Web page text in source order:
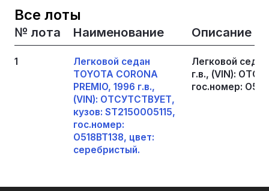
Все лоты
№ лота Наименование Описание
1
Легковой седан
TOYOTA CORONA
PREMIO, 1996 г.в.,
(VIN): ОТСУТСТВУЕТ,
кузов: ST2150005115,
гос.номер:
О518ВТ138, цвет:
серебристый.
Легковой седан
г.в., (VIN):
гос.номер: